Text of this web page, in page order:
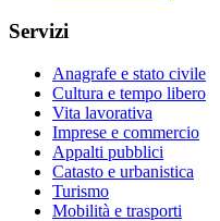
Servizi
Anagrafe e stato civile
Cultura e tempo libero
Vita lavorativa
Imprese e commercio
Appalti pubblici
Catasto e urbanistica
Turismo
Mobilità e trasporti